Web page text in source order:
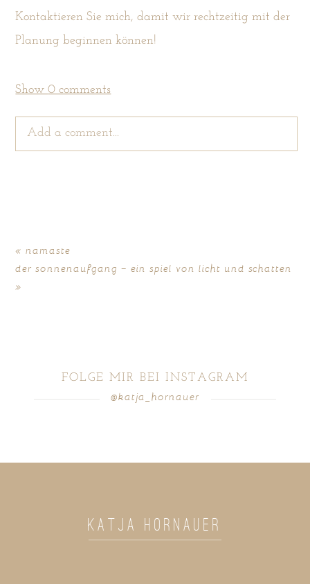
Kontaktieren Sie mich, damit wir rechtzeitig mit der
Planung beginnen können!
Show0 comments
Add a comment...
« namaste
der sonnenaufgang – ein spiel von licht und schatten
»
FOLGE MIR BEI INSTAGRAM
@katja_hornauer
KATJA HORNAUER